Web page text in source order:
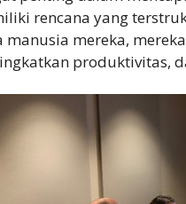
rencana yang
manusia mereka,
produktivitas,